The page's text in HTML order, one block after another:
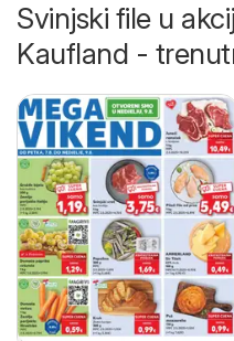
Svinjski file u
Kaufland -